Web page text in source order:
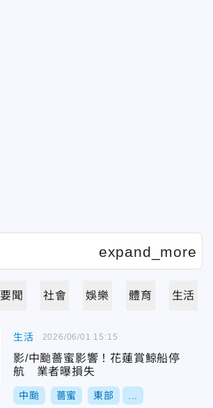
要聞 社會 娛樂 體育 生活
生活
影/中颱薔蜜影響！花蓮賞鯨船停
航 業者曝損失
中颱 薔蜜 東部
2026/06/01 15:15